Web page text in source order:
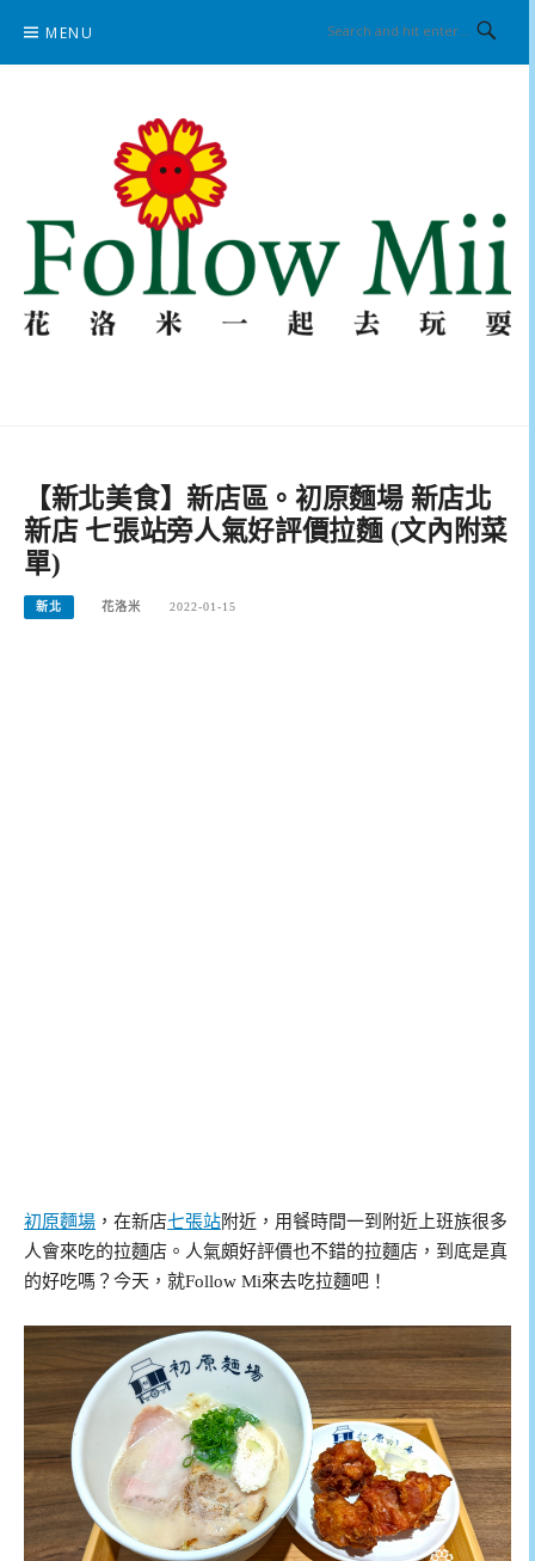
content
MENU
【新北美食】新店區。初原麵場 新店北
新店 七張站旁人氣好評價拉麵 (文內附菜
單)
新北 花洛米 2022-01-15
初原麵場 ，在新店七張站附近，用餐時間一到附近上班族很多
人會來吃的拉麵店。人氣頗好評價也不錯的拉麵店，到底是真
的好吃嗎？今天，就Follow Mi來去吃拉麵吧！